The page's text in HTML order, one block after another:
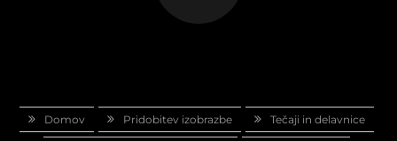
Domov Pridobitev izobrazbe Tečaji in delavnice